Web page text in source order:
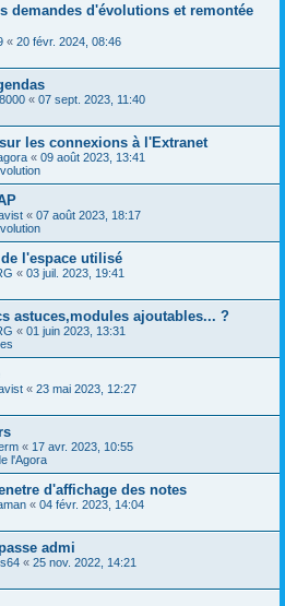
demandes d'évolutions et remontée
« 20 févr. 2024, 08:46
« 07 sept. 2023, 11:40
les connexions à l'Extranet
« 09 août 2023, 13:41
« 07 août 2023, 18:17
l'espace utilisé
« 03 juil. 2023, 19:41
astuces,modules ajoutables... ?
« 01 juin 2023, 13:31
« 23 mai 2023, 12:27
« 17 avr. 2023, 10:55
l'Agora
d'affichage des notes
« 04 févr. 2023, 14:04
admi
« 25 nov. 2022, 14:21